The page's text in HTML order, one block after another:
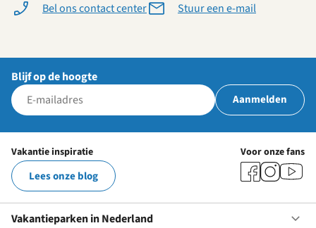
Bel ons contact center Stuur een e-mail
Blijf op de hoogte
Aanmelden
Vakantie inspiratie
Lees onze blog
Voor onze fans
Vakantieparken in Nederland